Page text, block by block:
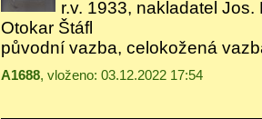
r.v. 1933, nakladatel Jos.
Otokar Štáfl
původní vazba, celokožená
A1688, vloženo: 03.12.2022 17:54